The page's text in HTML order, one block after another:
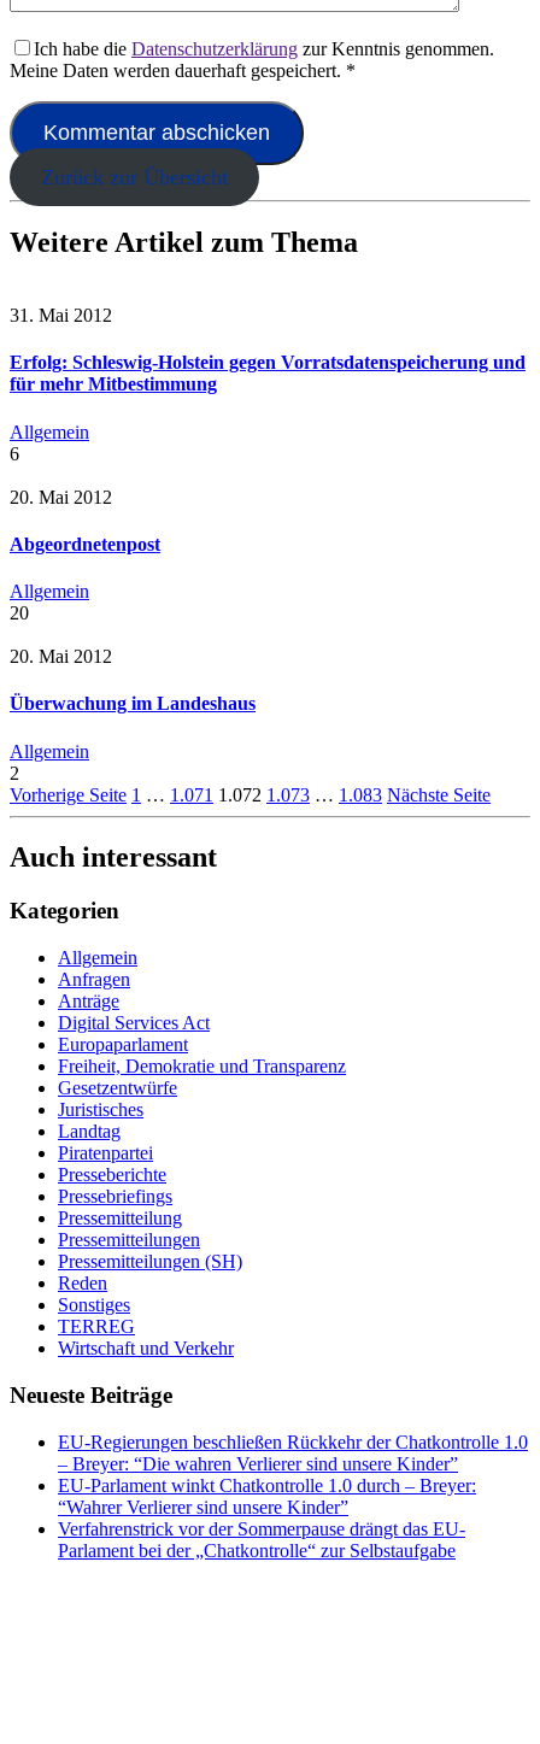
Ich habe die Datenschutzerklärung zur Kenntnis genommen.
Meine Daten werden dauerhaft gespeichert. *
Zurück zur Übersicht
Weitere Artikel zum Thema
31. Mai 2012
Erfolg: Schleswig-Holstein gegen Vorratsdatenspeicherung und
für mehr Mitbestimmung
Allgemein
6
20. Mai 2012
Abgeordnetenpost
Allgemein
20
20. Mai 2012
Überwachung im Landeshaus
Allgemein
2
Vorherige Seite 1 … 1.071 1.072 1.073 … 1.083 Nächste Seite
Auch interessant
Kategorien
Allgemein
Anfragen
Anträge
Digital Services Act
Europaparlament
Freiheit, Demokratie und Transparenz
Gesetzentwürfe
Juristisches
Landtag
Piratenpartei
Presseberichte
Pressebriefings
Pressemitteilung
Pressemitteilungen
Pressemitteilungen (SH)
Reden
Sonstiges
TERREG
Wirtschaft und Verkehr
Neueste Beiträge
EU-Regierungen beschließen Rückkehr der Chatkontrolle 1.0
– Breyer: “Die wahren Verlierer sind unsere Kinder”
EU-Parlament winkt Chatkontrolle 1.0 durch – Breyer:
“Wahrer Verlierer sind unsere Kinder”
Verfahrenstrick vor der Sommerpause drängt das EU-
Parlament bei der „Chatkontrolle“ zur Selbstaufgabe